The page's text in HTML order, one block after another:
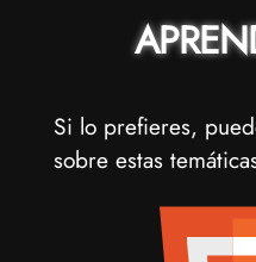
Si lo prefieres,
sobre estas